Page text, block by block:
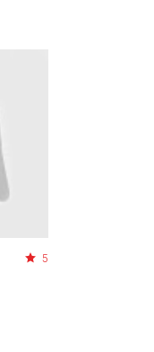
5